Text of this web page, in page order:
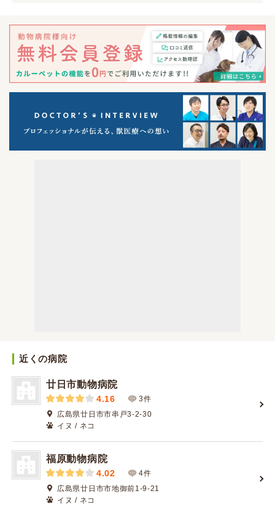
近くの病院
廿日市動物病院
4.16
3件
広島県廿日市市串戸3-2-30
イヌ / ネコ
福原動物病院
4.02
4件
広島県廿日市市地御前1-9-21
イヌ / ネコ